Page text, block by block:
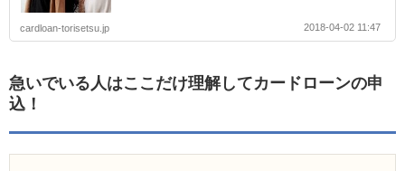
cardloan-torisetsu.jp 2018-04-02 11:47
急いでいる人はここだけ理解してカードローンの申
込！